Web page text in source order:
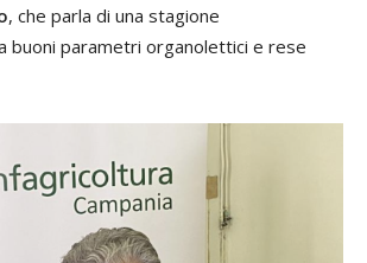
, che parla di una stagione
buoni parametri organolettici e rese